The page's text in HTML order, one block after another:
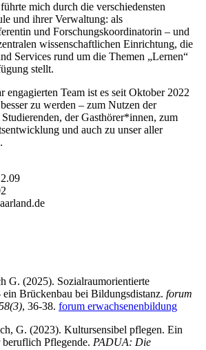
mich durch die verschiedensten
und ihrer Verwaltung: als
und Forschungskoordinatorin – und
wissenschaftlichen Einrichtung, die
Services rund um die Themen „Lernen“
stellt.
engagierten Team ist es seit Oktober 2022
zu werden – zum Nutzen der
der Gasthörer*innen, zum
und auch zu unser aller
G. (2025). Sozialraumorientierte
Brückenbau bei Bildungsdistanz. forum
, 36-38. forum erwachsenenbildung
G. (2023). Kultursensibel pflegen. Ein
Pflegende. PADUA: Die